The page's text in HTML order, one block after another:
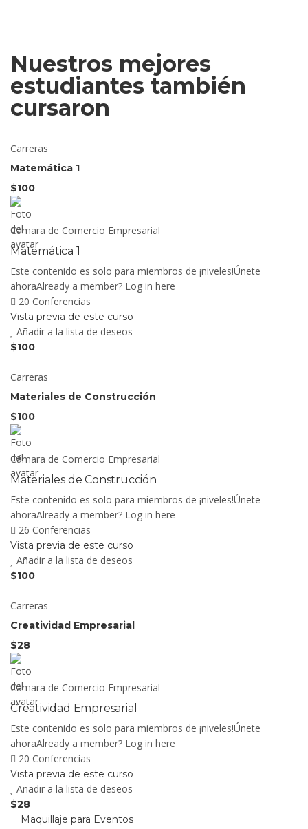
Nuestros mejores
estudiantes también
cursaron
Carreras
Matemática 1
$100
Cámara de Comercio Empresarial
Matemática 1
Este contenido es solo para miembros de ¡niveles!Únete
ahoraAlready a member? Log in here
20 Conferencias
Vista previa de este curso
Añadir a la lista de deseos
$100
Carreras
Materiales de Construcción
$100
Cámara de Comercio Empresarial
Materiales de Construcción
Este contenido es solo para miembros de ¡niveles!Únete
ahoraAlready a member? Log in here
26 Conferencias
Vista previa de este curso
Añadir a la lista de deseos
$100
Carreras
Creatividad Empresarial
$28
Cámara de Comercio Empresarial
Creatividad Empresarial
Este contenido es solo para miembros de ¡niveles!Únete
ahoraAlready a member? Log in here
20 Conferencias
Vista previa de este curso
Añadir a la lista de deseos
$28
Maquillaje para Eventos